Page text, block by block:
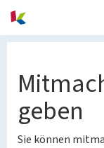
geben
Sie können